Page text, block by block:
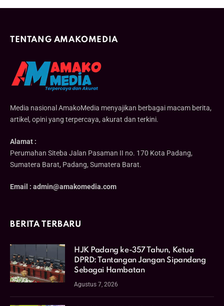
TENTANG AMAKOMEDIA
Media nasional AmakoMedia menyajikan berbagai macam berita,
artikel, opini yang terpercaya, akurat dan terkini.
Alamat :
Perumahan Siteba Jalan Pasaman II no. 170 Kota Padang,
Sumatera Barat, Padang, Sumatera Barat.
Email : admin@amakomedia.com
BERITA TERBARU
HJK Padang ke-357 Tahun, Ketua
DPRD: Tantangan Jangan Sipandang
Sebagai Hambatan
Agustus 7, 2026